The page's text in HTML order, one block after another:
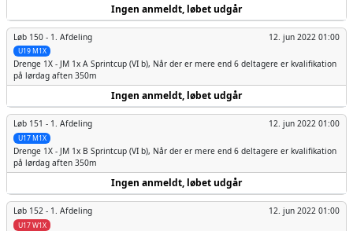
Ingen anmeldt, løbet udgår
Løb 150 - 1. Afdeling 12. jun 2022 01:00
U19 M1X
Drenge 1X - JM 1x A Sprintcup (VI b), Når der er mere end 6 deltagere er kvalifikation
på lørdag aften 350m
Ingen anmeldt, løbet udgår
Løb 151 - 1. Afdeling 12. jun 2022 01:00
U17 M1X
Drenge 1X - JM 1x B Sprintcup (VI b), Når der er mere end 6 deltagere er kvalifikation
på lørdag aften 350m
Ingen anmeldt, løbet udgår
Løb 152 - 1. Afdeling 12. jun 2022 01:00
U17 W1X